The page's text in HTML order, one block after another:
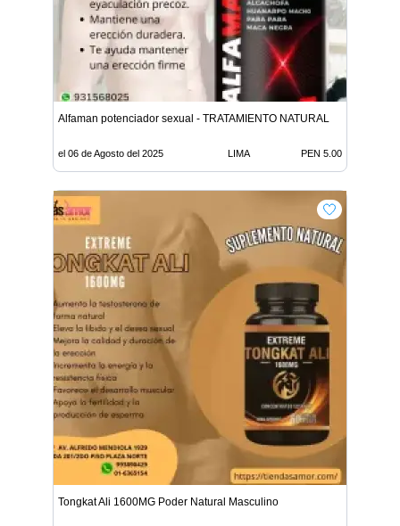
Alfaman potenciador sexual - TRATAMIENTO NATURAL
el 06 de Agosto del 2025 LIMA PEN 5.00
Tongkat Ali 1600MG Poder Natural Masculino